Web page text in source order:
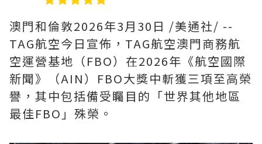
澳門和倫敦2026年3月30日 /美通社/ --
TAG航空今日宣佈，TAG航空澳門商務航
空運營基地（FBO）在2026年《航空國際
新聞》（AIN）FBO大獎中斬獲三項至高榮
譽，其中包括備受矚目的「世界其他地區
最佳FBO」殊榮。